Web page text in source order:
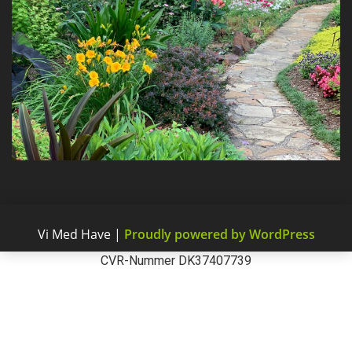
Vi Med Have | Proudly powered by WordPress
CVR-Nummer DK37407739